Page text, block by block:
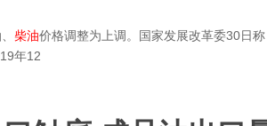
柴油价格调整为上调。国家发展改革委30日
年12